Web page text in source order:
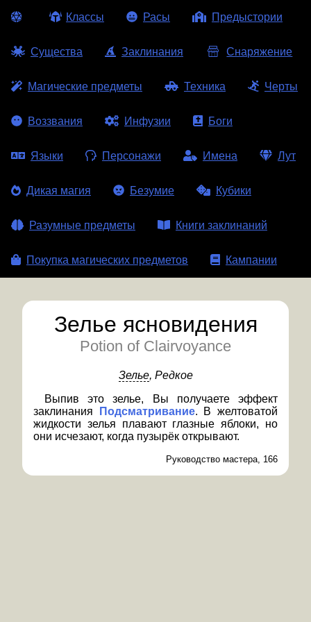
Классы Расы Предыстории
Существа Заклинания Снаряжение
Магические предметы Техника Черты
Воззвания Инфузии Боги
Языки Персонажи Имена Лут
Дикая магия Безумие Кубики
Разумные предметы Книги заклинаний
Покупка магических предметов Кампании
Зелье ясновидения
Potion of Clairvoyance
Зелье, Редкое
Выпив это зелье, Вы получаете эффект
заклинания
Подсматривание. В желтоватой
жидкости зелья плавают глазные яблоки, но
они исчезают, когда пузырёк открывают.
Руководство мастера, 166